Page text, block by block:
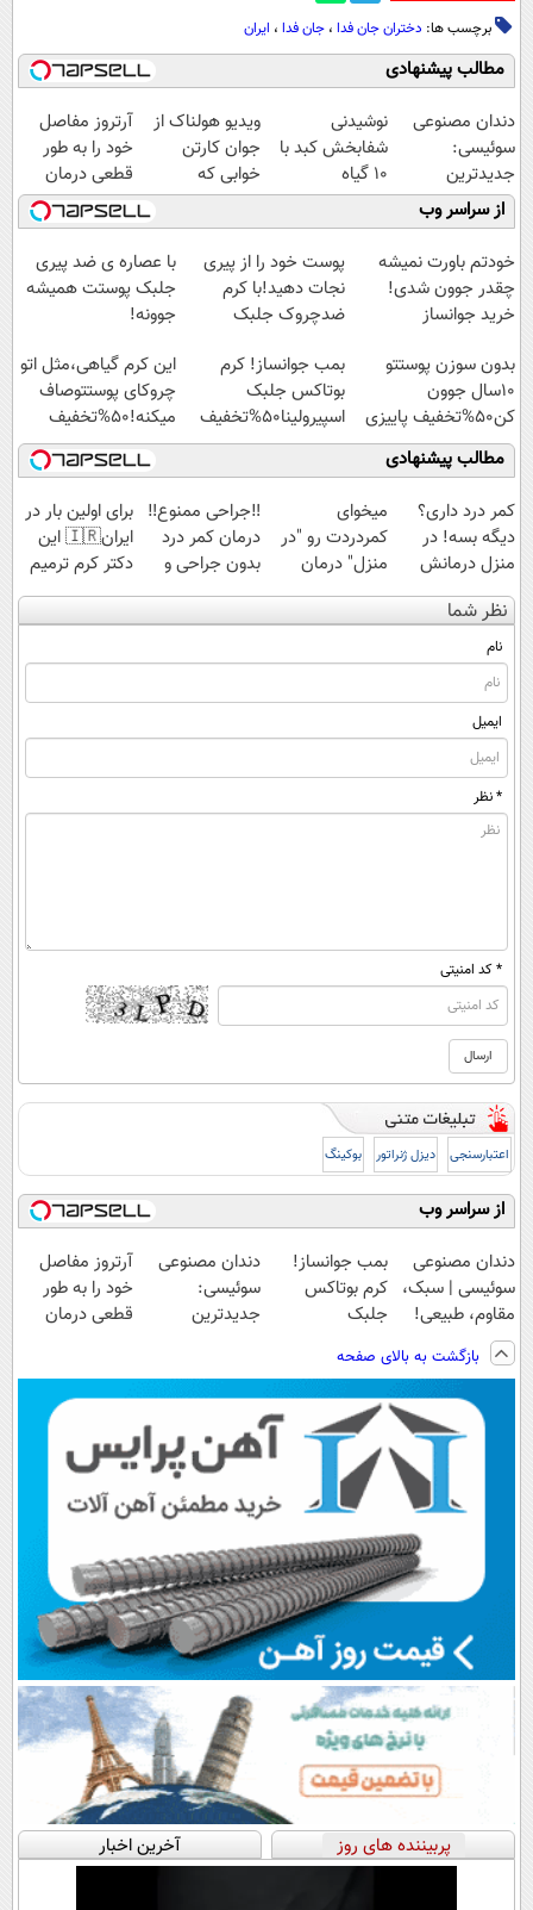
برچسب ها: دختران جان فدا ، جان فدا ، ایران
مطالب پیشنهادی
دندان مصنوعی
سوئیسی:
جدیدترین
فناوری اروپا،
سبک و مقاوم |
پرداخت قسطی
نوشیدنی
شفابخش کبد با
10 گیاه
موثر(تخفیف تا
امشب)
ویدیو هولناک از
جوان کارتن
خوابی که
میلیاردر شد.
آموزش رایگان
آرتروز مفاصل
خود را به طور
قطعی درمان
کنید!
◗پرسش‌نامه◖
از سراسر وب
خودتم باورت نمیشه
چقدر جوون شدی!
خرید جوانساز
ویژه
پوست خود را از پیری
نجات دهید!با کرم
ضدچروک جلبک
با عصاره ی ضد پیری
جلبک پوستت همیشه
جوونه!
بدون سوزن پوستتو
10سال جوون
کن50%تخفیف پاییزی
بمب جوانساز! کرم
بوتاکس جلبک
اسپیرولینا50%تخفیف
این کرم گیاهی،مثل اتو
چروکای پوستتوصاف
میکنه!50%تخفیف
مطالب پیشنهادی
کمر درد داری؟
دیگه بسه! در
منزل درمانش
کن
(◀پرسش‌نامه)
میخوای
کمردردت رو "در
منزل" درمان
کنی؟ (◂فیلم +
◂پرسش‌نامه)
‼️جراحی ممنوع‼️
درمان کمر درد
بدون جراحی و
دوره نقاهت
برای اولین بار در
ایران🇮🇷 این
دکتر کرم ترمیم
کننده 23 روزه
ساخت!
نظر شما
نام
ایمیل
* نظر
* کد امنیتی
اعتبارسنجی دیزل ژنراتور بوکینگ
از سراسر وب
دندان مصنوعی
سوئیسی | سبک،
مقاوم، طبیعی!
ویزیت
رایگان+پرداخت
اقساطی😍
بمب جوانساز!
کرم بوتاکس
جلبک
دندان مصنوعی
سوئیسی:
جدیدترین
پرداخت قسطی
آرتروز مفاصل
خود را به طور
قطعی درمان
بازگشت به بالای صفحه
پربیننده های روز آخرین اخبار